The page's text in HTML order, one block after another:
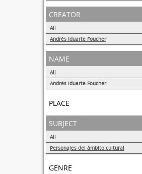
creator
All
Andrés Iduarte Foucher
name
All
Andrés Iduarte Foucher
place
subject
All
Personajes del ámbito cultural
genre